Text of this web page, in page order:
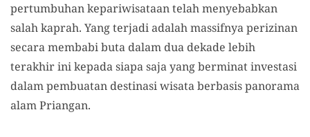
pertumbuhan kepariwisataan telah menyebabkan
salah kaprah. Yang terjadi adalah massifnya perizinan
secara membabi buta dalam dua dekade lebih
terakhir ini kepada siapa saja yang berminat investasi
dalam pembuatan destinasi wisata berbasis panorama
alam Priangan.